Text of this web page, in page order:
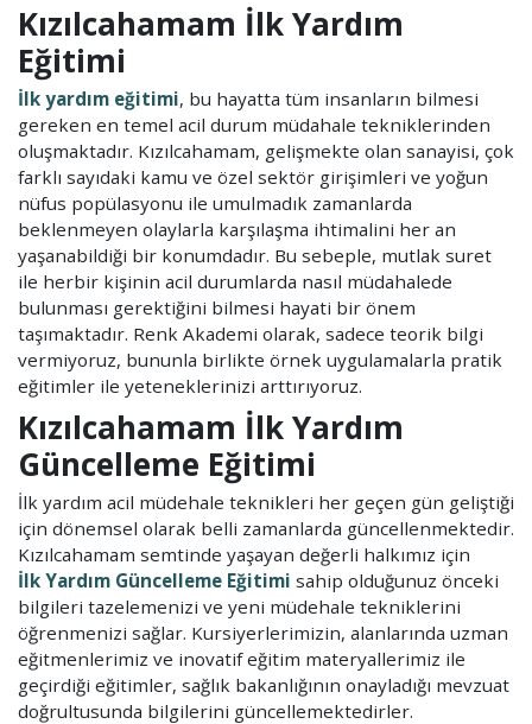
Kızılcahamam İlk Yardım
Eğitimi
İlk yardım eğitimi, bu hayatta tüm insanların bilmesi
gereken en temel acil durum müdahale tekniklerinden
oluşmaktadır. Kızılcahamam, gelişmekte olan sanayisi, çok
farklı sayıdaki kamu ve özel sektör girişimleri ve yoğun
nüfus popülasyonu ile umulmadık zamanlarda
beklenmeyen olaylarla karşılaşma ihtimalini her an
yaşanabildiği bir konumdadır. Bu sebeple, mutlak suret
ile herbir kişinin acil durumlarda nasıl müdahalede
bulunması gerektiğini bilmesi hayati bir önem
taşımaktadır. Renk Akademi olarak, sadece teorik bilgi
vermiyoruz, bununla birlikte örnek uygulamalarla pratik
eğitimler ile yeteneklerinizi arttırıyoruz.
Kızılcahamam İlk Yardım
Güncelleme Eğitimi
İlk yardım acil müdehale teknikleri her geçen gün geliştiği
için dönemsel olarak belli zamanlarda güncellenmektedir.
Kızılcahamam semtinde yaşayan değerli halkımız için
İlk Yardım Güncelleme Eğitimi sahip olduğunuz önceki
bilgileri tazelemenizi ve yeni müdehale tekniklerini
öğrenmenizi sağlar. Kursiyerlerimizin, alanlarında uzman
eğitmenlerimiz ve inovatif eğitim materyallerimiz ile
geçirdiği eğitimler, sağlık bakanlığının onayladığı mevzuat
doğrultusunda bilgilerini güncellemektedirler.